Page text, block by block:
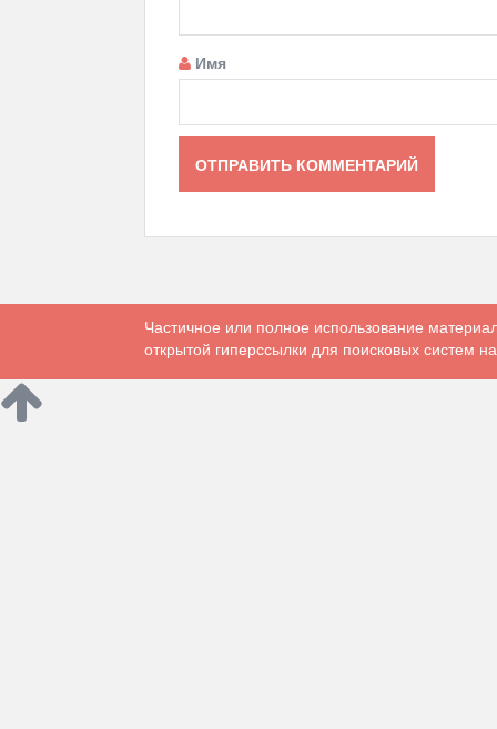
Имя
Частичное или полное использование
открытой гиперссылки для поисковых систем